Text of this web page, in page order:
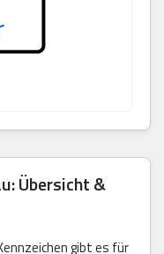
Übersicht &
gibt es für